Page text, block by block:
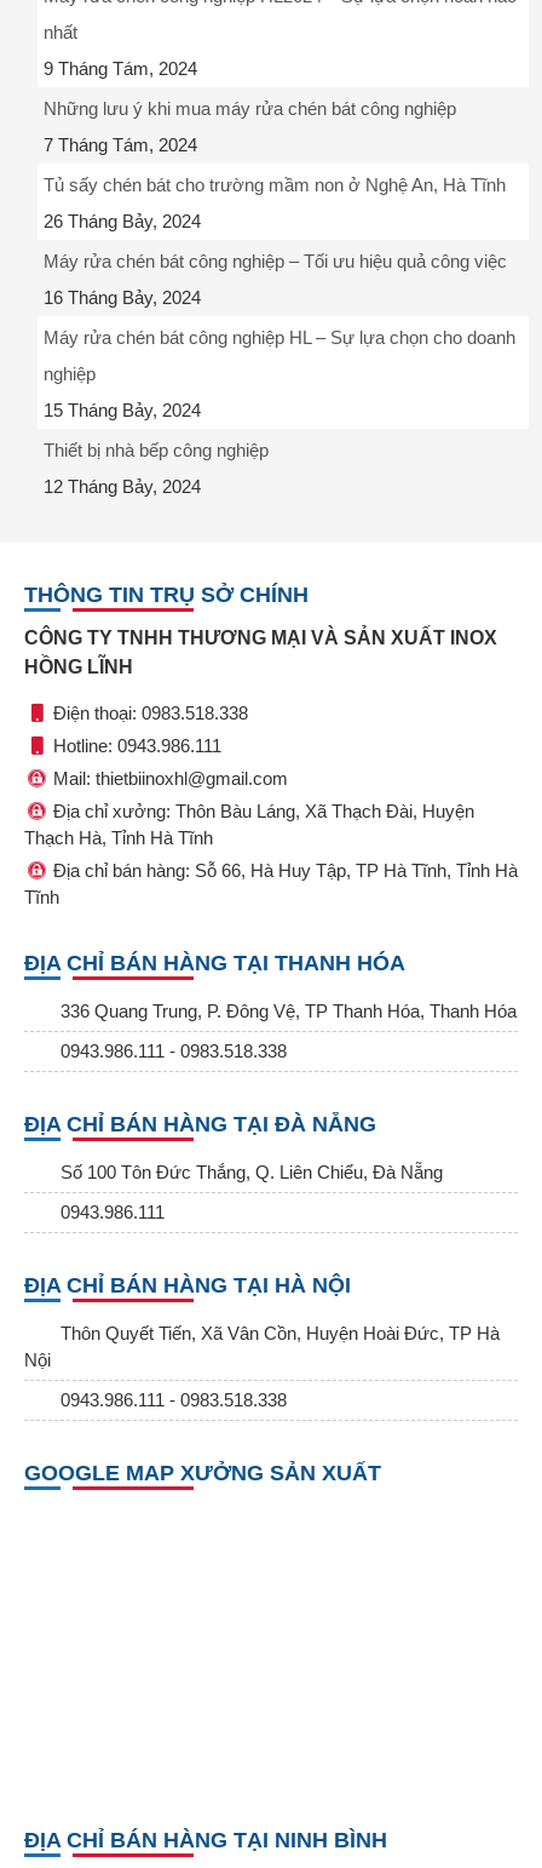
nhất
9 Tháng Tám, 2024
Những lưu ý khi mua máy rửa chén bát công nghiệp
7 Tháng Tám, 2024
Tủ sấy chén bát cho trường mầm non ở Nghệ An, Hà Tĩnh
26 Tháng Bảy, 2024
Máy rửa chén bát công nghiệp – Tối ưu hiệu quả công việc
16 Tháng Bảy, 2024
Máy rửa chén bát công nghiệp HL – Sự lựa chọn cho doanh
nghiệp
15 Tháng Bảy, 2024
Thiết bị nhà bếp công nghiệp
12 Tháng Bảy, 2024
THÔNG TIN TRỤ SỞ CHÍNH
CÔNG TY TNHH THƯƠNG MẠI VÀ SẢN XUẤT INOX
HỒNG LĨNH
Điện thoại: 0983.518.338
Hotline: 0943.986.111
Mail: thietbiinoxhl@gmail.com
Địa chỉ xưởng: Thôn Bàu Láng, Xã Thạch Đài, Huyện
Thạch Hà, Tỉnh Hà Tĩnh
Địa chỉ bán hàng: Sỗ 66, Hà Huy Tập, TP Hà Tĩnh, Tỉnh Hà
Tĩnh
ĐỊA CHỈ BÁN HÀNG TẠI THANH HÓA
336 Quang Trung, P. Đông Vệ, TP Thanh Hóa, Thanh Hóa
0943.986.111 - 0983.518.338
ĐỊA CHỈ BÁN HÀNG TẠI ĐÀ NẴNG
Số 100 Tôn Đức Thắng, Q. Liên Chiểu, Đà Nẵng
0943.986.111
ĐỊA CHỈ BÁN HÀNG TẠI HÀ NỘI
Thôn Quyết Tiến, Xã Vân Cồn, Huyện Hoài Đức, TP Hà
Nội
0943.986.111 - 0983.518.338
GOOGLE MAP XƯỞNG SẢN XUẤT
ĐỊA CHỈ BÁN HÀNG TẠI NINH BÌNH